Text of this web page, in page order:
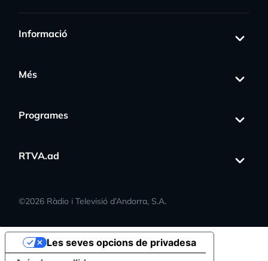
Informació
Més
Programes
RTVA.ad
©2026 Ràdio i Televisió d’Andorra, S.A.
Les seves opcions de privadesa